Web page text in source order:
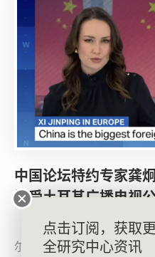
中国论坛特约专家龚
接受土耳其广播电视
5月5日至10日，中国
尔维亚、匈牙利三国进行
点击订阅，获取
全研究中心资讯